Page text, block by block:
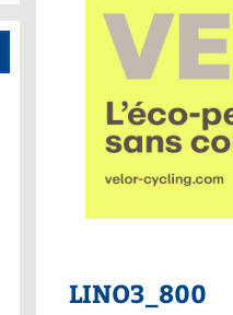
LINO3_800